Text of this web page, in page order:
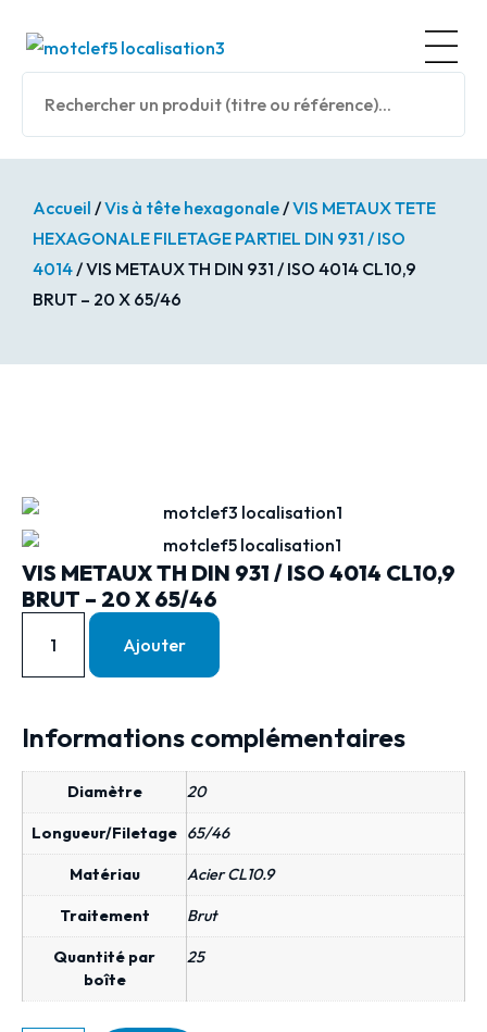
Accueil /Vis à tête hexagonale/VIS METAUX TETE
HEXAGONALE FILETAGE PARTIEL DIN 931 / ISO
4014/ VIS METAUX TH DIN 931 / ISO 4014 CL10,9
BRUT – 20 X 65/46
VIS METAUX TH DIN 931 / ISO 4014 CL10,9
BRUT – 20 X 65/46
Ajouter
Informations complémentaires
Diamètre 20
Longueur/Filetage 65/46
Matériau Acier CL10.9
Traitement Brut
Quantité par
boîte
25